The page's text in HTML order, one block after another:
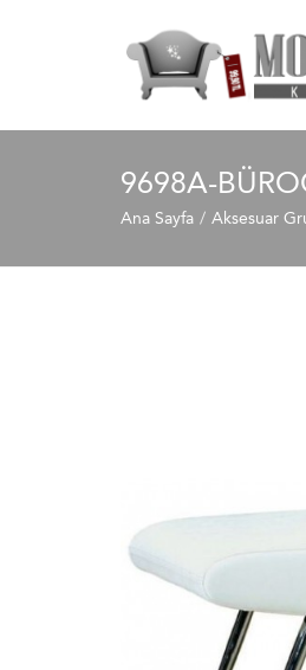
9698A-
Ana Sayfa Aksesuar